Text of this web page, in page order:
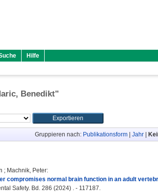
Hilfe
Benedikt"
Gruppieren nach: Publikationsform Jahr
; Machnik, Peter:
compromises normal brain function in an adult
Safety. Bd. 286 (2024) . - 117187.